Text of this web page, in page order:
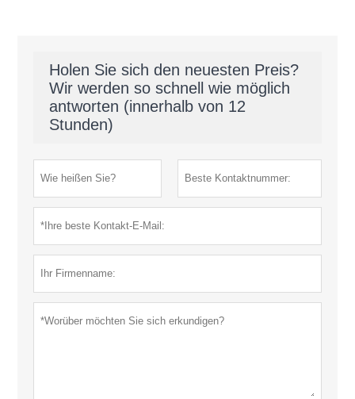
Holen Sie sich den neuesten Preis?
Wir werden so schnell wie möglich
antworten (innerhalb von 12
Stunden)